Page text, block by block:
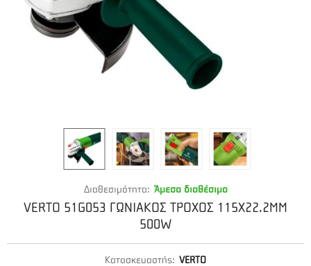
Διαθεσιμότητα: Άμεσα διαθέσιμο
VERTO 51G053 ΓΩΝΙΑΚΟΣ ΤΡΟΧΟΣ 115X22.2MM
500W
Κατασκευαστής: VERTO